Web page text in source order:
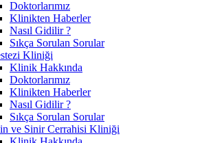
Doktorlarımız
Klinikten Haberler
Nasıl Gidilir ?
Sıkça Sorulan Sorular
Kliniği
Klinik Hakkında
Doktorlarımız
Klinikten Haberler
Nasıl Gidilir ?
Sıkça Sorulan Sorular
ve Sinir Cerrahisi Kliniği